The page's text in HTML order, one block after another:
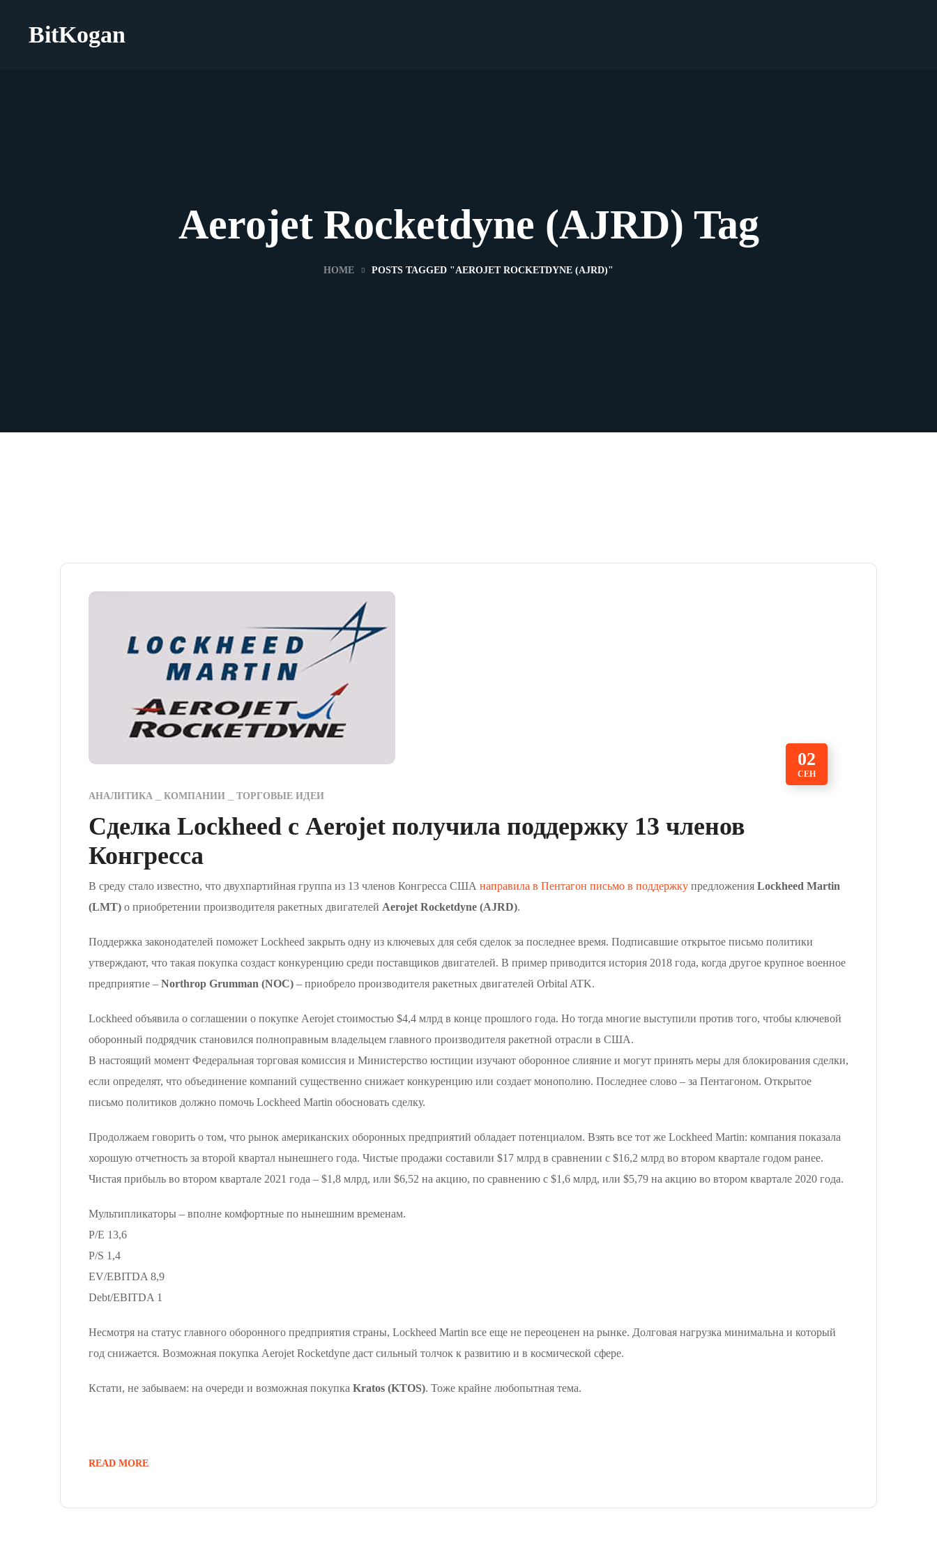
BitKogan
Aerojet Rocketdyne (AJRD) Tag
HOME POSTS TAGGED "AEROJET ROCKETDYNE (AJRD)"
02
СЕН
АНАЛИТИКА КОМПАНИИ ТОРГОВЫЕ ИДЕИ
Сделка Lockheed с Aerojet получила поддержку 13 членов
Конгресса
В среду стало известно, что двухпартийная группа из 13 членов Конгресса США направила в Пентагон письмо в поддержку предложения Lockheed Martin
(LMT) о приобретении производителя ракетных двигателей Aerojet Rocketdyne (AJRD).
Поддержка законодателей поможет Lockheed закрыть одну из ключевых для себя сделок за последнее время. Подписавшие открытое письмо политики
утверждают, что такая покупка создаст конкуренцию среди поставщиков двигателей. В пример приводится история 2018 года, когда другое крупное военное
предприятие – Northrop Grumman (NOC) – приобрело производителя ракетных двигателей Orbital ATK.
Lockheed объявила о соглашении о покупке Aerojet стоимостью $4,4 млрд в конце прошлого года. Но тогда многие выступили против того, чтобы ключевой
оборонный подрядчик становился полноправным владельцем главного производителя ракетной отрасли в США.
В настоящий момент Федеральная торговая комиссия и Министерство юстиции изучают оборонное слияние и могут принять меры для блокирования сделки,
если определят, что объединение компаний существенно снижает конкуренцию или создает монополию. Последнее слово – за Пентагоном. Открытое
письмо политиков должно помочь Lockheed Martin обосновать сделку.
Продолжаем говорить о том, что рынок американских оборонных предприятий обладает потенциалом. Взять все тот же Lockheed Martin: компания показала
хорошую отчетность за второй квартал нынешнего года. Чистые продажи составили $17 млрд в сравнении с $16,2 млрд во втором квартале годом ранее.
Чистая прибыль во втором квартале 2021 года – $1,8 млрд, или $6,52 на акцию, по сравнению с $1,6 млрд, или $5,79 на акцию во втором квартале 2020 года.
Мультипликаторы – вполне комфортные по нынешним временам.
P/E 13,6
P/S 1,4
EV/EBITDA 8,9
Debt/EBITDA 1
Несмотря на статус главного оборонного предприятия страны, Lockheed Martin все еще не переоценен на рынке. Долговая нагрузка минимальна и который
год снижается. Возможная покупка Aerojet Rocketdyne даст сильный толчок к развитию и в космической сфере.
Кстати, не забываем: на очереди и возможная покупка Kratos (KTOS). Тоже крайне любопытная тема.
READ MORE